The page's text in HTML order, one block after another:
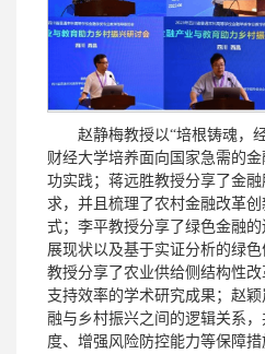
赵静梅教授以“培根铸魂，
财经大学培养面向国家急需的
功实践；蒋远胜教授分享了金
求，并且梳理了农村金融改革
式；李平教授分享了绿色金融
展现状以及基于实证分析的绿
教授分享了农业供给侧结构性
支持效率的学术研究成果；赵
融与乡村振兴之间的逻辑关系
度、增强风险防控能力等保障措